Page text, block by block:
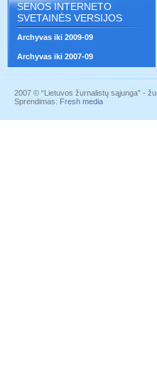
SENOS INTERNETO
SVETAINĖS VERSIJOS
Archyvas iki 2009-09
Archyvas iki 2007-09
2007 © “Lietuvos žurnalistų sąjunga” -
Sprendimas: Fresh media